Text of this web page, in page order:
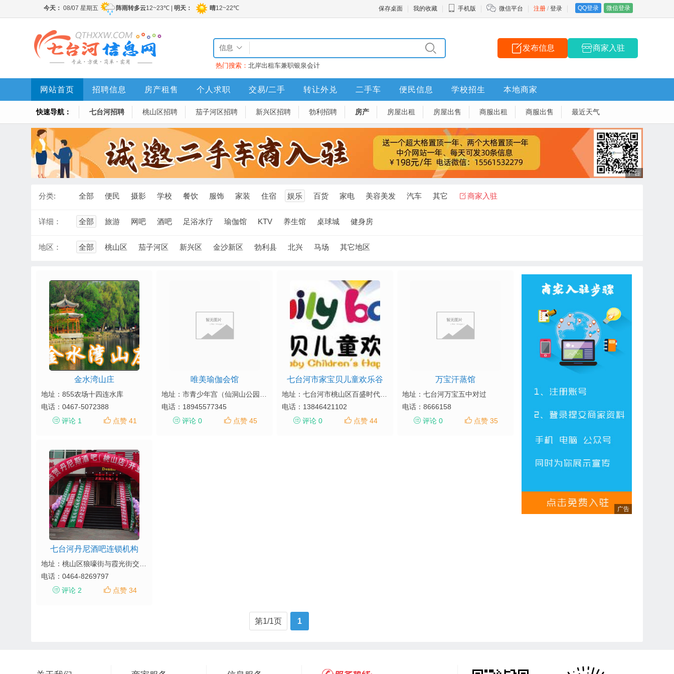
注册 / 登录 QQ登录 微信登录
保存桌面 我的收藏 手机版 微信平台
信息
热门搜索： 北岸出租车兼职银泉会计
发布信息 商家入驻
网站首页 招聘信息 房产租售 个人求职 交易/二手 转让外兑 二手车 便民信息 学校招生 本地商家
快速导航： 七台河招聘 桃山区招聘 茄子河区招聘 新兴区招聘 勃利招聘 房产 房屋出租 房屋出售 商服出租 商服出售 最近天气
分类: 全部 便民 摄影 学校 餐饮 服饰 家装 住宿 娱乐 百货 家电 美容美发 汽车 其它 商家入驻
详细： 全部 旅游 网吧 酒吧 足浴水疗 瑜伽馆 KTV 养生馆 桌球城 健身房
地区： 全部 桃山区 茄子河区 新兴区 金沙新区 勃利县 北兴 马场 其它地区
金水湾山庄
地址：855农场十四连水库
电话： 0467-5072388
评论 1
点赞 41
唯美瑜伽会馆
电话： 18945577345
评论 0
点赞 45
七台河市家宝贝儿童欢乐谷
电话： 13846421102
评论 0
点赞 44
万宝汗蒸馆
地址：七台河万宝五中对过
电话： 8666158
评论 0
点赞 35
七台河丹尼酒吧连锁机构
电话： 0464-8269797
评论 2
点赞 34
第1/1页 1